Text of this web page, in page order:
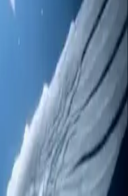
Imagen a Video — Anima
— Anima
la referencia
en Sora 2, Kling